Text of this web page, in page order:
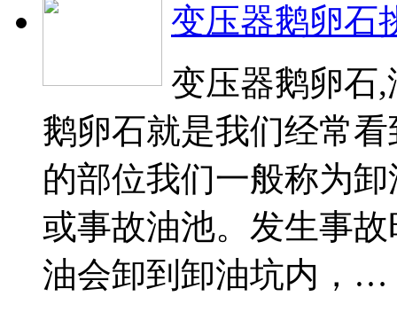
变压器鹅卵石
变压器鹅卵石
鹅卵石就是我们经常
的部位我们一般称为
或事故油池。发生事
油会卸到卸油坑内，…